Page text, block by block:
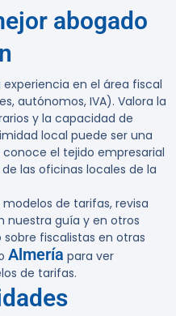
abogado
en el área fiscal
autónomos, IVA). Valora la
y la capacidad de
local puede ser una
el tejido empresarial
las oficinas locales de la
de tarifas, revisa
nuestra guía y en otros
fiscalistas en otras
Almería para ver
de tarifas.